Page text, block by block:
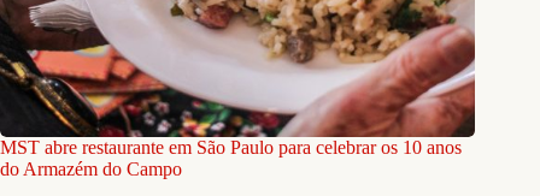
MST abre restaurante em São Paulo para celebrar os 10 anos
do Armazém do Campo